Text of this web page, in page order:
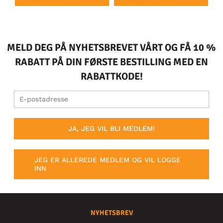
MELD DEG PÅ NYHETSBREVET VÅRT OG FÅ 10 %
RABATT PÅ DIN FØRSTE BESTILLING MED EN
RABATTKODE!
JA, JEG VIL BLI MEDLEM!
JEG ER ALLEREDE MEDLEM OG VIL LOGGE
INN
NYHETSBREV